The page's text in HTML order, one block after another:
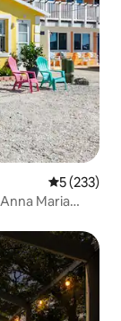
5 (233)
Maria